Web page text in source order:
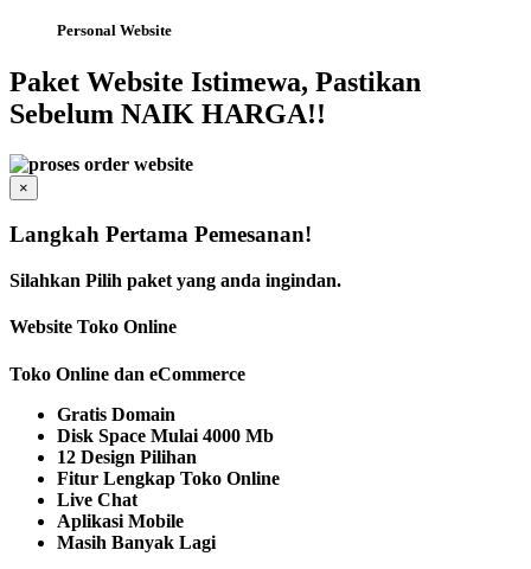
Personal Website
Paket Website Istimewa, Pastikan
Sebelum NAIK HARGA!!
×
Langkah Pertama Pemesanan!
Silahkan Pilih paket yang anda ingindan.
Website Toko Online
Toko Online dan eCommerce
Gratis Domain
Disk Space Mulai 4000 Mb
12 Design Pilihan
Fitur Lengkap Toko Online
Live Chat
Aplikasi Mobile
Masih Banyak Lagi